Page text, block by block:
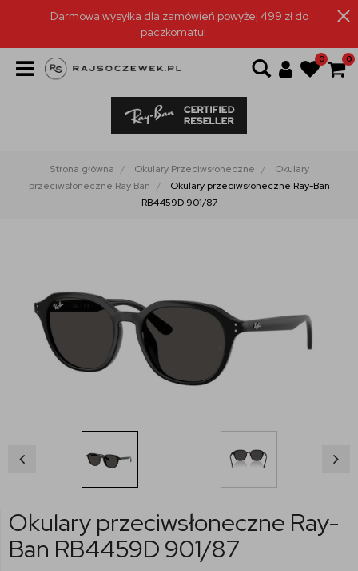
Darmowa wysyłka dla zamówień powyżej 499 zł do
paczkomatu!
0 0
Strona główna Okulary Przeciwsłoneczne
Okulary
przeciwsłoneczne Ray Ban
Okulary przeciwsłoneczne Ray-Ban
RB4459D 901/87
Okulary przeciwsłoneczne Ray-
Ban RB4459D 901/87